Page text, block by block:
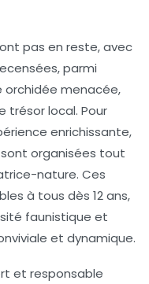
pas en reste, avec
parmi
orchidée menacée,
trésor local. Pour
enrichissante,
organisées tout
nature. Ces
à tous dès 12 ans,
faunistique et
et dynamique.
et responsable